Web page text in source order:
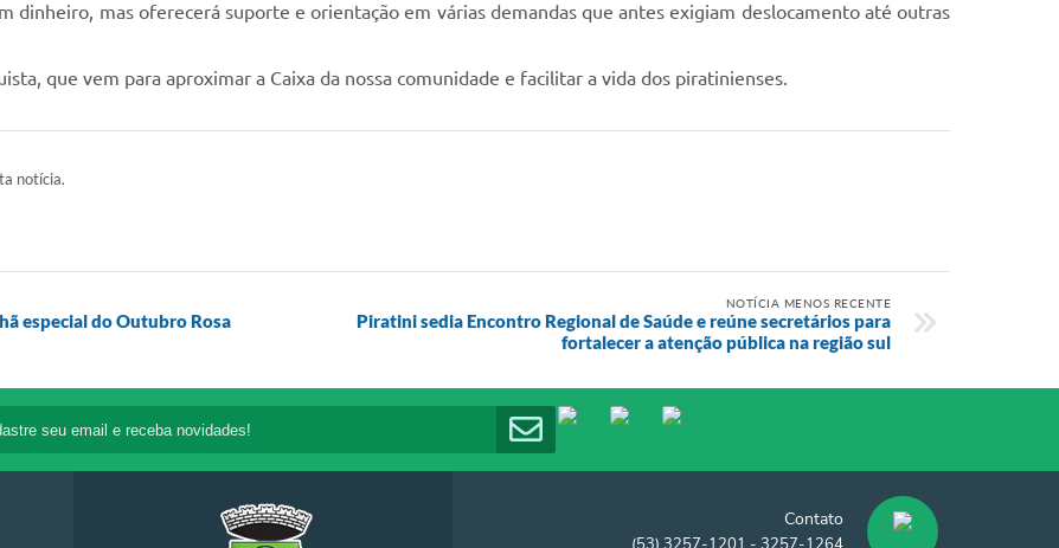
dinheiro, mas oferecerá suporte e orientação em várias demandas que antes exigiam deslocamento até outras
que vem para aproximar a Caixa da nossa comunidade e facilitar a vida dos piratinienses.
notícia.
especial do Outubro Rosa
NOTÍCIA MENOS RECENTE
Piratini sedia Encontro Regional de Saúde e reúne secretários para
fortalecer a atenção pública na região sul
Contato